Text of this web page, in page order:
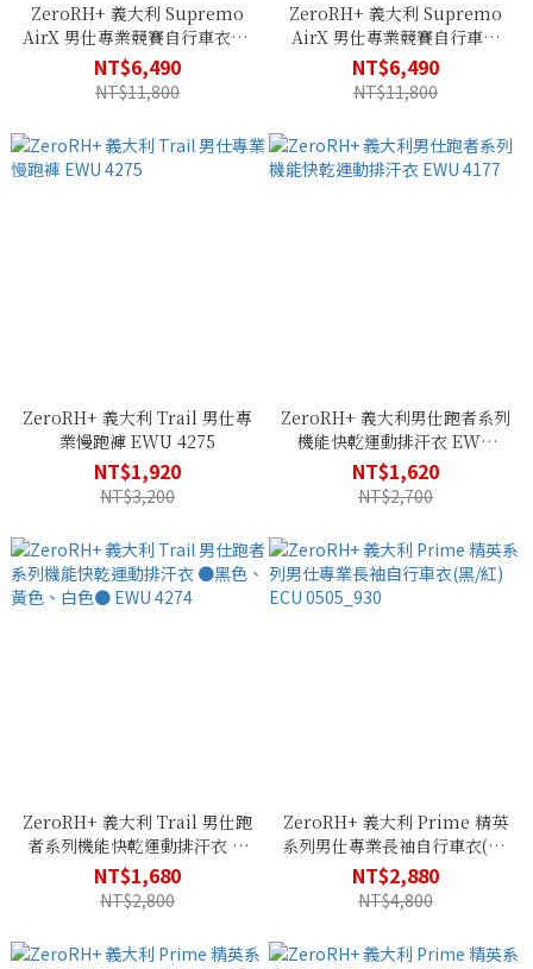
ZeroRH+ 義大利 Supremo
AirX 男仕專業競賽自行車衣(反
光特仕款) ECU 0403_R90
NT$6,490
NT$11,800
ZeroRH+ 義大利 Supremo
AirX 男仕專業競賽自行車衣
(黑/紅) ECU 0403_930
NT$6,490
NT$11,800
ZeroRH+ 義大利 Trail 男仕專
業慢跑褲 EWU 4275
NT$1,920
NT$3,200
ZeroRH+ 義大利男仕跑者系列
機能快乾運動排汗衣 EWU
4177
NT$1,620
NT$2,700
ZeroRH+ 義大利 Trail 男仕跑
者系列機能快乾運動排汗衣 ●
黑色、黃色、白色● EWU
4274
NT$1,680
NT$2,800
ZeroRH+ 義大利 Prime 精英
系列男仕專業長袖自行車衣(黑/
紅) ECU 0505_930
NT$2,880
NT$4,800